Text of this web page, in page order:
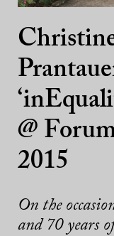
@
2015
On the
and 70 years